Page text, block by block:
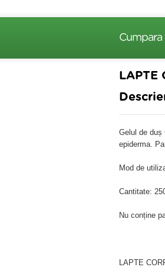
LAPTE
Gelul de duș
epiderma.
Mod de
Cantitate:
Nu conține
LAPTE